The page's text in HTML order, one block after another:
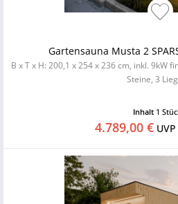
Gartensauna Musta 2
B x T x H: 200,1 x 254 x 236 cm, inkl. 9kW
Steine, 3
Inhalt 1
4.789,00 € UVP